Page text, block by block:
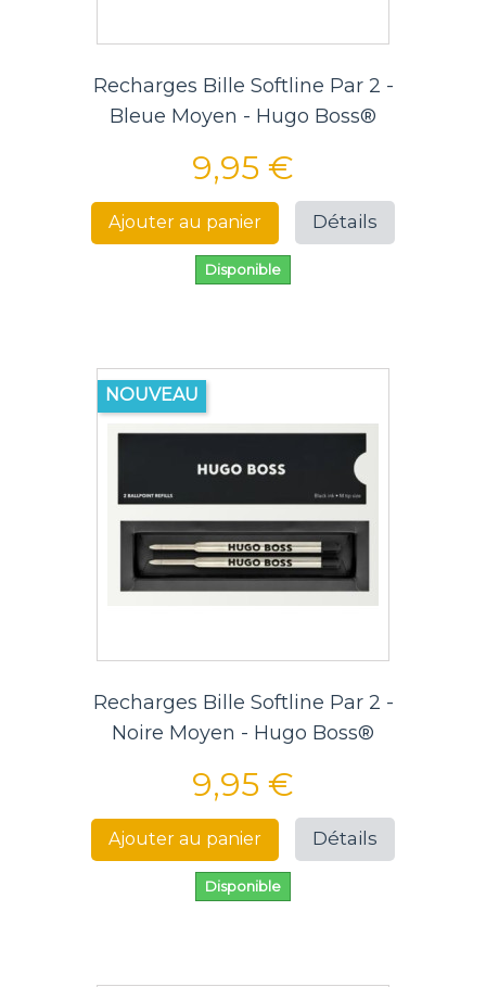
Recharges Bille Softline Par 2 -
Bleue Moyen - Hugo Boss®
9,95 €
Ajouter au panier Détails
Disponible
NOUVEAU
Recharges Bille Softline Par 2 -
Noire Moyen - Hugo Boss®
9,95 €
Ajouter au panier Détails
Disponible